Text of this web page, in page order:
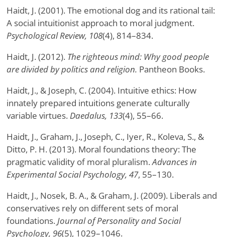
Haidt, J. (2001). The emotional dog and its rational tail:
A social intuitionist approach to moral judgment.
Psychological Review, 108(4), 814–834.
Haidt, J. (2012). The righteous mind: Why good people
are divided by politics and religion. Pantheon Books.
Haidt, J., & Joseph, C. (2004). Intuitive ethics: How
innately prepared intuitions generate culturally
variable virtues. Daedalus, 133(4), 55–66.
Haidt, J., Graham, J., Joseph, C., Iyer, R., Koleva, S., &
Ditto, P. H. (2013). Moral foundations theory: The
pragmatic validity of moral pluralism.Advances in
Experimental Social Psychology, 47, 55–130.
Haidt, J., Nosek, B. A., & Graham, J. (2009). Liberals and
conservatives rely on different sets of moral
foundations. Journal of Personality and Social
Psychology, 96(5), 1029–1046.